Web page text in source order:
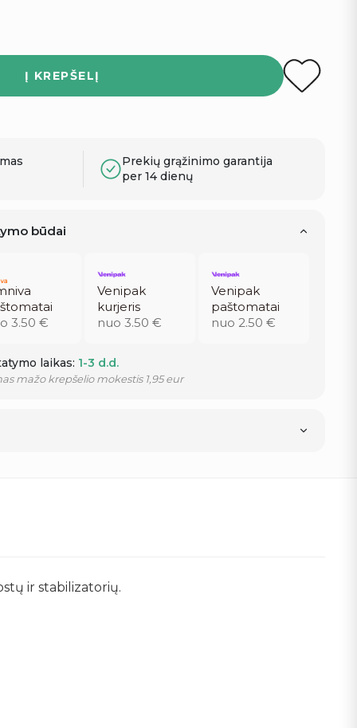
Į KREPŠELĮ
Prekių grąžinimo garantija
per 14 dienų
būdai
3.50 €
Venipak
kurjeris
nuo 3.50 €
Venipak
paštomatai
nuo 2.50 €
laikas: 1-3 d.d.
mažo krepšelio mokestis 1,95 eur
ir stabilizatorių.